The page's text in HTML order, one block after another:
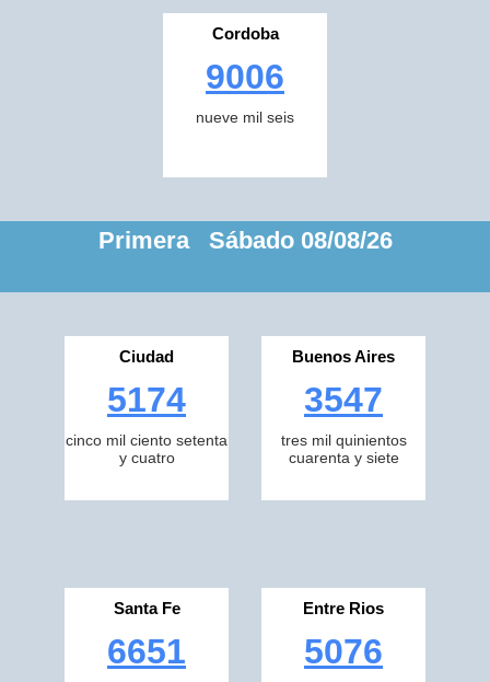
Cordoba
9006
nueve mil seis
Primera Sábado 08/08/26
Ciudad
5174
cinco mil ciento setenta
y cuatro
Buenos Aires
3547
tres mil quinientos
cuarenta y siete
Santa Fe
6651
Entre Rios
5076